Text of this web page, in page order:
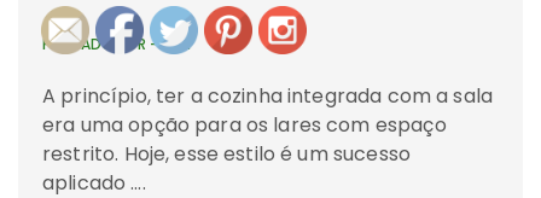
POSTADO POR - MKT
A princípio, ter a cozinha integrada com a sala
era uma opção para os lares com espaço
restrito. Hoje, esse estilo é um sucesso
aplicado ….